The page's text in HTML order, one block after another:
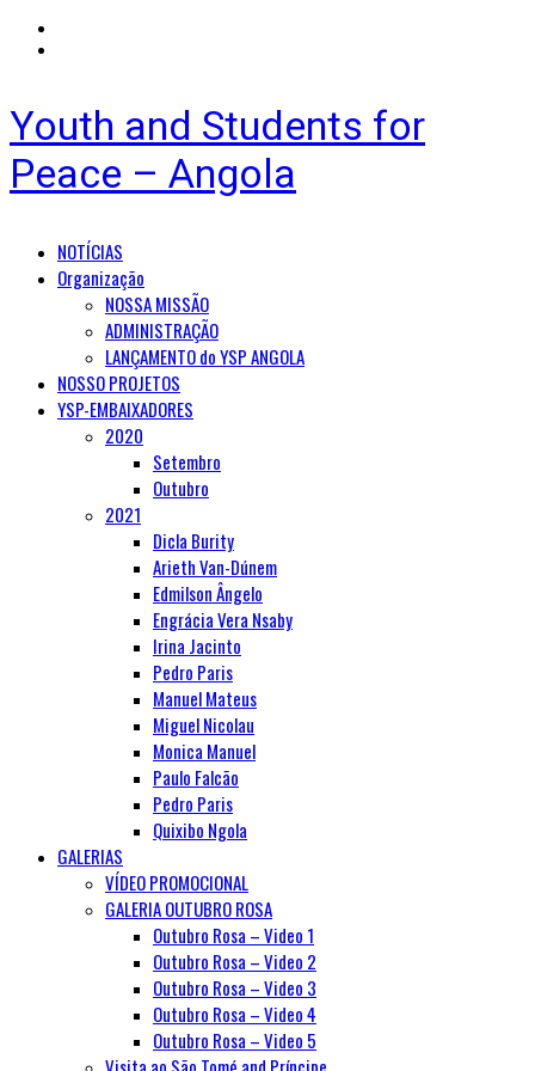
Youth and Students for
Peace – Angola
PrimaryNOTÍCIAS
Organização
NOSSA MISSÃO
ADMINISTRAÇÃO
LANÇAMENTO do YSP ANGOLA
NOSSO PROJETOS
YSP-EMBAIXADORES
2020
Setembro
Outubro
2021
Dicla Burity
Arieth Van-Dúnem
Edmilson Ângelo
Engrácia Vera Nsaby
Irina Jacinto
Pedro Paris
Manuel Mateus
Miguel Nicolau
Monica Manuel
Paulo Falcão
Pedro Paris
Quixibo Ngola
GALERIAS
VÍDEO PROMOCIONAL
GALERIA OUTUBRO ROSA
Outubro Rosa – Video 1
Outubro Rosa – Video 2
Outubro Rosa – Video 3
Outubro Rosa – Video 4
Outubro Rosa – Video 5